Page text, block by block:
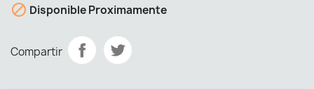
 Disponible Proximamente
Compartir